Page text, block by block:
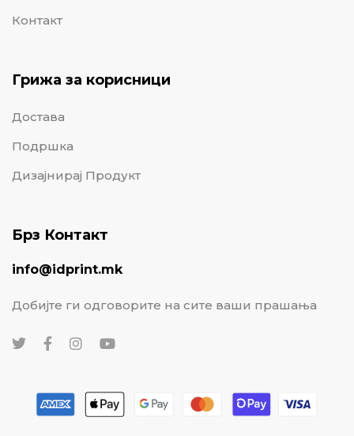
Контакт
Грижа за корисници
Достава
Подршка
Дизајнирај Продукт
Брз Контакт
info@idprint.mk
Добијте ги одговорите на сите ваши прашања